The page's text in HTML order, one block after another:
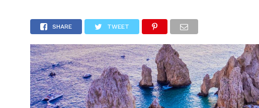
SHARE TWEET